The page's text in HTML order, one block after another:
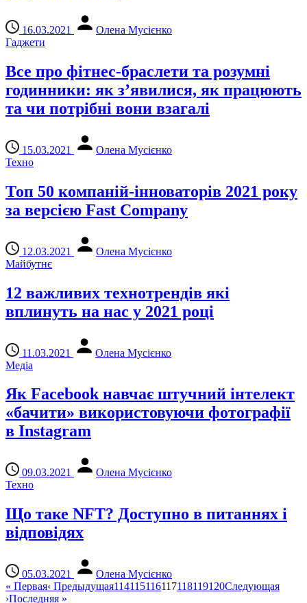
16.03.2021
Олена Мусієнко
Гаджети
Все про фітнес-браслети та розумні
годинники: як з’явилися, як працюють
та чи потрібні вони взагалі
15.03.2021
Олена Мусієнко
Техно
Топ 50 компаній-інноваторів 2021 року
за версією Fast Company
12.03.2021
Олена Мусієнко
Майбутнє
12 важливих технотрендів які
вплинуть на нас у 2021 році
11.03.2021
Олена Мусієнко
Медіа
Як Facebook навчає штучний інтелект
«бачити» використовуючи фотографії
в Instagram
09.03.2021
Олена Мусієнко
Техно
Що таке NFT? Доступно в питаннях і
відповідях
05.03.2021
Олена Мусієнко
« Первая‹ Предыдущая114115116117118119120Следующая
›Последняя »